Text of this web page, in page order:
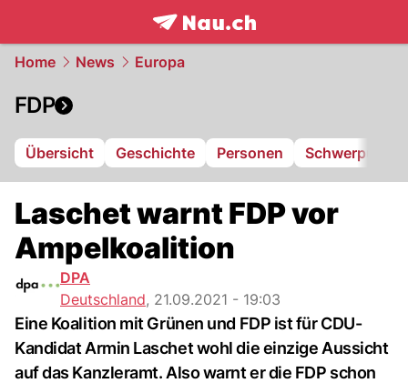
frontpage.NAU.ch
Home News Europa
FDP
Übersicht Geschichte Personen Schwerpunkte
Laschet warnt FDP vor
Ampelkoalition
DPA
Deutschland, 21.09.2021 - 19:03
Eine Koalition mit Grünen und FDP ist für CDU-
Kandidat Armin Laschet wohl die einzige Aussicht
auf das Kanzleramt. Also warnt er die FDP schon